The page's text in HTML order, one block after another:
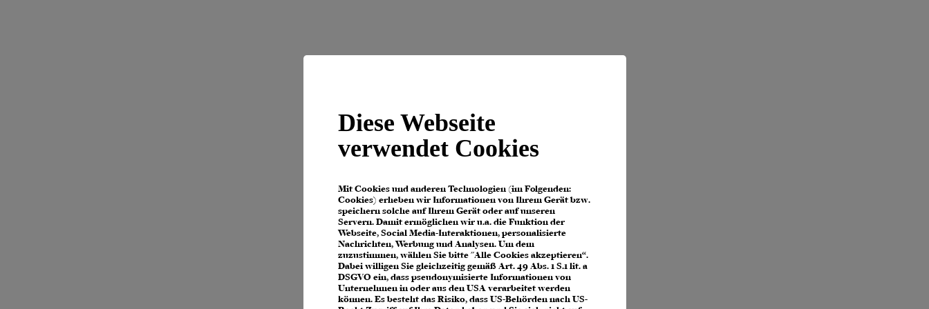
Diese Webseite
verwendet Cookies
Mit Cookies und anderen Technologien (im Folgenden:
Cookies) erheben wir Informationen von Ihrem Gerät bzw.
speichern solche auf Ihrem Gerät oder auf unseren
Servern. Damit ermöglichen wir u.a. die Funktion der
Webseite, Social Media-Interaktionen, personalisierte
Nachrichten, Werbung und Analysen. Um dem
zuzustimmen, wählen Sie bitte "Alle Cookies akzeptieren“.
Dabei willigen Sie gleichzeitig gemäß Art. 49 Abs. 1 S.1 lit. a
DSGVO ein, dass pseudonymisierte Informationen von
Unternehmen in oder aus den USA verarbeitet werden
können. Es besteht das Risiko, dass US-Behörden nach US-